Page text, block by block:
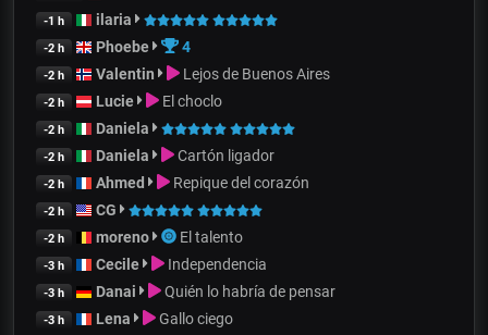
-1 h ilaria
-2 h Phoebe 4
-2 h Valentin Lejos de Buenos Aires
-2 h Lucie El choclo
-2 h Daniela
-2 h Daniela Cartón ligador
-2 h Ahmed Repique del corazón
-2 h CG
-2 h moreno El talento
-3 h Cecile Independencia
-3 h Danai Quién lo habría de pensar
-3 h Lena Gallo ciego